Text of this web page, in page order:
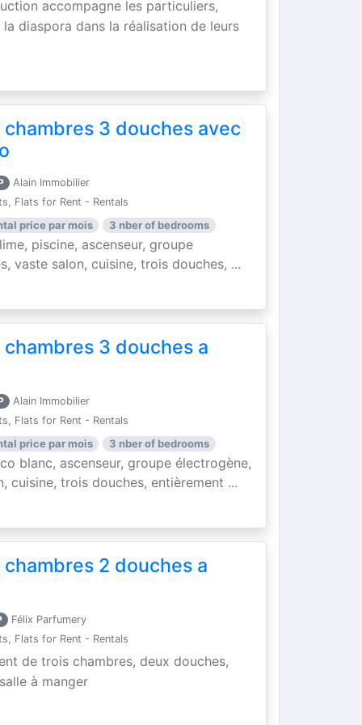
accompagne les particuliers,
diaspora dans la réalisation de leurs
3 douches avec
Alain Immobilier
Flats for Rent - Rentals
price par mois 3 nber of bedrooms
piscine, ascenseur, groupe
vaste salon, cuisine, trois douches, ...
3 douches a
Alain Immobilier
Flats for Rent - Rentals
price par mois 3 nber of bedrooms
blanc, ascenseur, groupe électrogène,
cuisine, trois douches, entièrement ...
2 douches a
Félix Parfumery
Flats for Rent - Rentals
de trois chambres, deux douches,
à manger